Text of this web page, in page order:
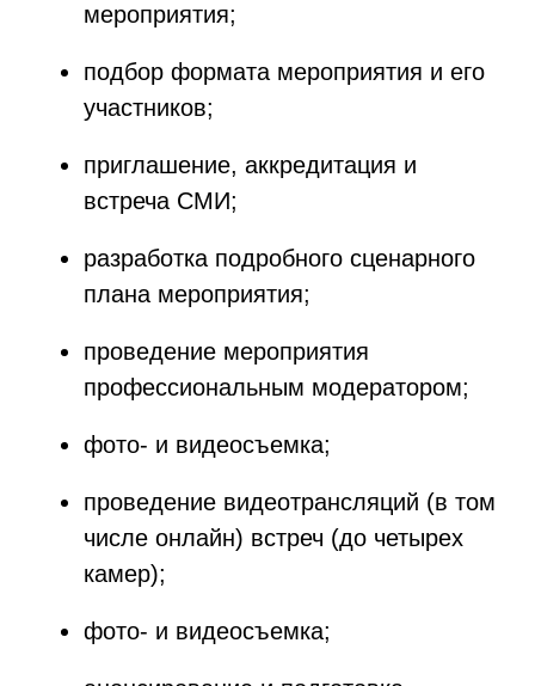
мероприятия;
подбор формата мероприятия и его
участников;
приглашение, аккредитация и
встреча СМИ;
разработка подробного сценарного
плана мероприятия;
проведение мероприятия
профессиональным модератором;
фото- и видеосъемка;
проведение видеотрансляций (в том
числе онлайн) встреч (до четырех
камер);
фото- и видеосъемка;